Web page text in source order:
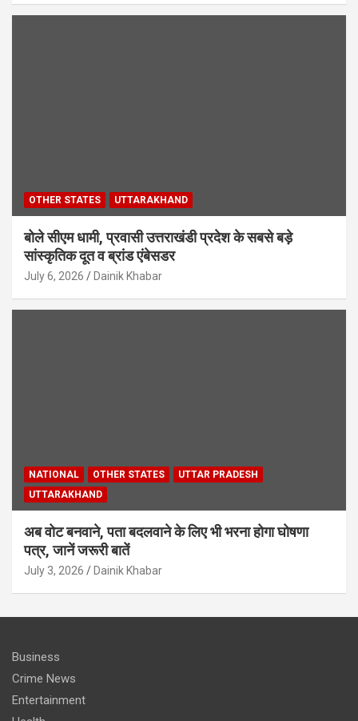
OTHER STATES UTTARAKHAND
बोले सीएम धामी, प्रवासी उत्तराखंडी प्रदेश के सबसे बड़े
सांस्कृतिक दूत व ब्रांड एंबेसडर
July 6, 2026 Dainik Khabar
NATIONAL OTHER STATES
UTTAR PRADESH
UTTARAKHAND
अब वोट बनवाने, पता बदलवाने के लिए भी भरना होगा घोषणा
पत्र, जानें जरूरी बातें
July 3, 2026 Dainik Khabar
Business
Crime News
Entertainment